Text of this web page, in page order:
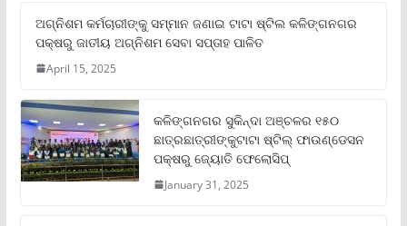
ଅଗ୍ନିଶମ କର୍ମଚାରୀଙ୍କୁ ସମ୍ମାନ ଜଣାଇ ଟାଟା ଷ୍ଟିଲ କଳିଙ୍ଗନଗର
ପକ୍ଷରୁ ଜାତୀୟ ଅଗ୍ନିଶମ ସେବା ସପ୍ତାହ ପାଳିତ
April 15, 2025
କଳିଙ୍ଗନଗର ସୁକିନ୍ଦା ଅଞ୍ଚଳର ୧୫୦
ଛାତ୍ରଛାତ୍ରୀଙ୍କୁଟାଟା ଷ୍ଟିଲ୍ ଫାଉଣ୍ଡେସନ
ପକ୍ଷରୁ ଜ୍ୟୋତି ଫେଲୋସିପ୍‌
January 31, 2025